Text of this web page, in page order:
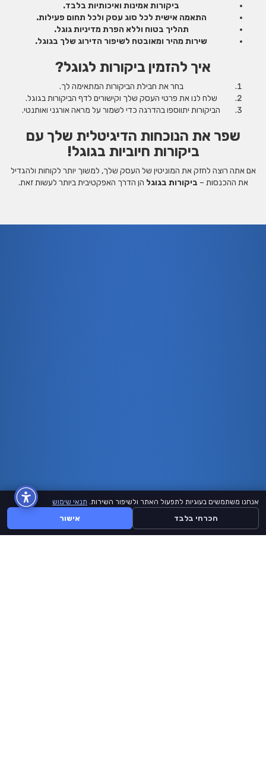
ביקורות אמינות ואיכותיות בלבד.
התאמה אישית לכל סוג עסק ולכל תחום פעילות.
תהליך בטוח וללא הפרת מדיניות גוגל.
שירות מהיר ומאובטח לשיפור הדירוג שלך בגוגל.
איך להזמין ביקורות לגוגל?
בחר את חבילת הביקורות המתאימה לך.
שלח לנו את פרטי העסק שלך וקישורים לדף הביקורות בגוגל.
הביקורות יתווספו בהדרגה כדי לשמור על מראה אורגני ואותנטי.
שפר את הנוכחות הדיגיטלית שלך עם
ביקורות חיוביות בגוגל!
אם אתה רוצה לחזק את המוניטין של העסק שלך, למשוך יותר לקוחות ולהגדיל
את ההכנסות – ביקורות בגוגל הן הדרך האפקטיבית ביותר לעשות זאת.
אנחנו משתמשים בעוגיות לתפעול האתר ולשיפור השירות. תנאי שימוש
הכרחי בלבד אישור